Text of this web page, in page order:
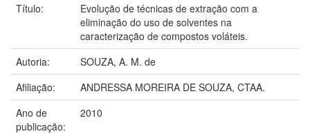
Título:
Evolução de técnicas de extração com a
eliminação do uso de solventes na
caracterização de compostos voláteis.
Autoria:
SOUZA, A. M. de
Afiliação:
ANDRESSA MOREIRA DE SOUZA, CTAA.
Ano de
publicação:
2010